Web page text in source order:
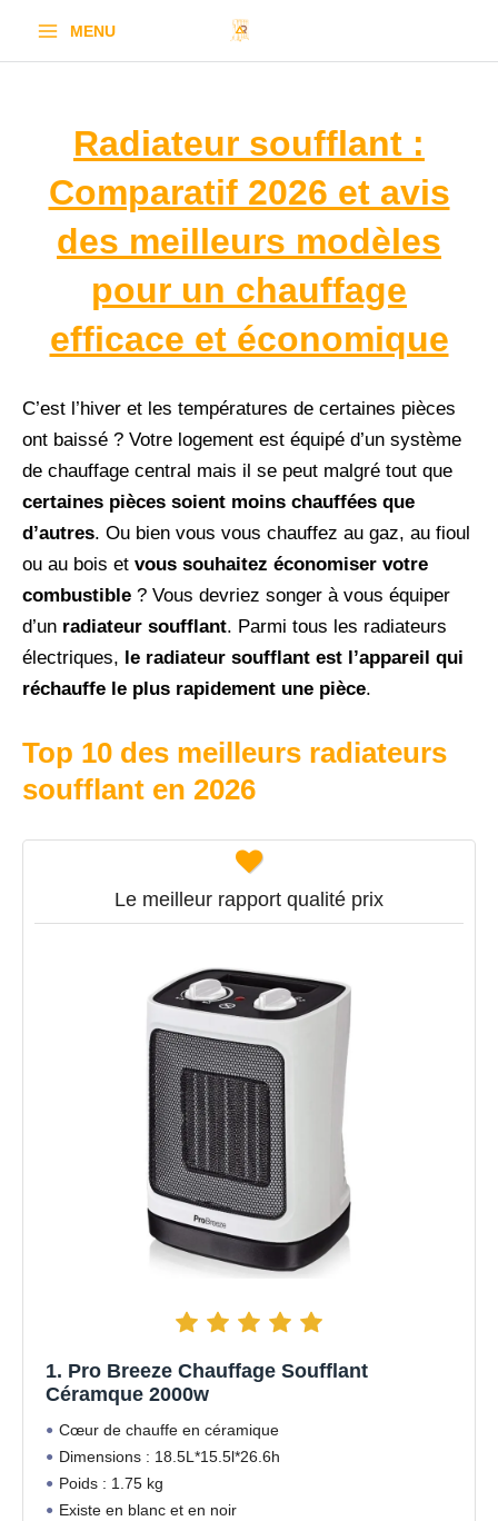
MENU
Radiateur soufflant :
Comparatif 2026 et avis
des meilleurs modèles
pour un chauffage
efficace et économique
C’est l’hiver et les températures de certaines pièces
ont baissé ? Votre logement est équipé d’un système
de chauffage central mais il se peut malgré tout que
certaines pièces soient moins chauffées que
d’autres. Ou bien vous vous chauffez au gaz, au fioul
ou au bois et vous souhaitez économiser votre
combustible ? Vous devriez songer à vous équiper
d’un radiateur soufflant. Parmi tous les radiateurs
électriques, le radiateur soufflant est l’appareil qui
réchauffe le plus rapidement une pièce.
Top 10 des meilleurs radiateurs
soufflant en 2026
Le meilleur rapport qualité prix
1. Pro Breeze Chauffage Soufflant
Céramque 2000w
Cœur de chauffe en céramique
Dimensions : 18.5L*15.5l*26.6h
Poids : 1.75 kg
Existe en blanc et en noir